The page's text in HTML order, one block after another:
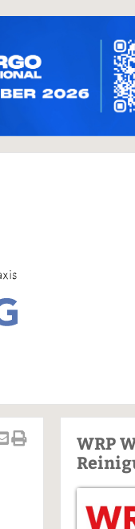
WRP